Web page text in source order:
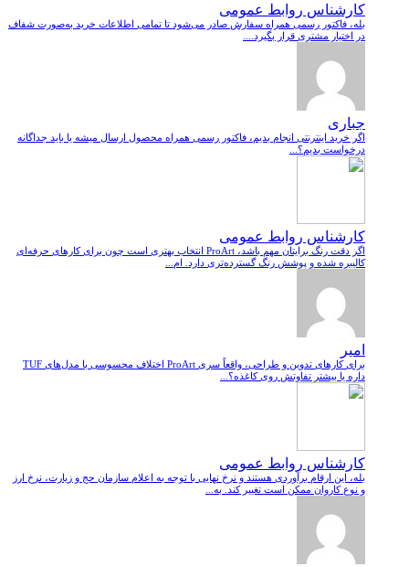
کارشناس روابط عمومی
بله، فاکتور رسمی همراه سفارش صادر می‌شود تا تمامی اطلاعات خرید به‌صورت شفاف
در اختیار مشتری قرار بگیرد....
جباری
اگر خرید اینترنتی انجام بدیم، فاکتور رسمی همراه محصول ارسال میشه یا باید جداگانه
درخواست بدیم؟...
کارشناس روابط عمومی
اگر دقت رنگ برایتان مهم باشد، ProArt انتخاب بهتری است چون برای کارهای حرفه‌ای
کالیبره شده و پوشش رنگ گسترده‌تری دارد. ام...
امیر
برای کارهای تدوین و طراحی، واقعاً سری ProArt اختلاف محسوسی با مدل‌های TUF
داره یا بیشتر تفاوتش روی کاغذه؟...
کارشناس روابط عمومی
بله، این ارقام برآوردی هستند و نرخ نهایی با توجه به اعلام سازمان حج و زیارت، نرخ ارز
و نوع کاروان ممکن است تغییر کند. به...